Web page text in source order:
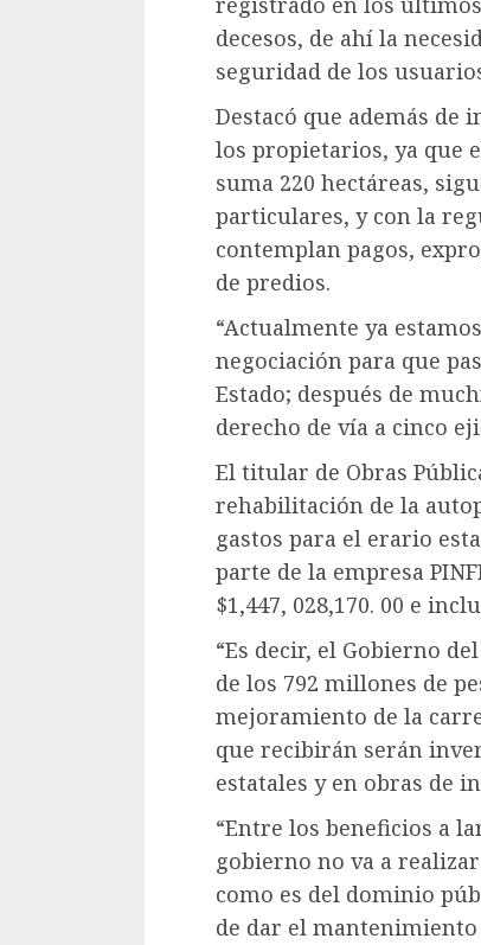
decesos, de ahí la
seguridad de los
Destacó que además de
los propietarios, ya que
suma 220 hectáreas,
particulares, y con la
contemplan pagos,
de predios.
“Actualmente ya
negociación para que
Estado; después de
derecho de vía a cinco
El titular de Obras
rehabilitación de la
gastos para el erario
parte de la empresa
$1,447, 028,170. 00 e
“Es decir, el Gobierno
de los 792 millones de
mejoramiento de la
que recibirán serán
estatales y en obras de
“Entre los beneficios a
gobierno no va a
como es del dominio
de dar el mantenimiento